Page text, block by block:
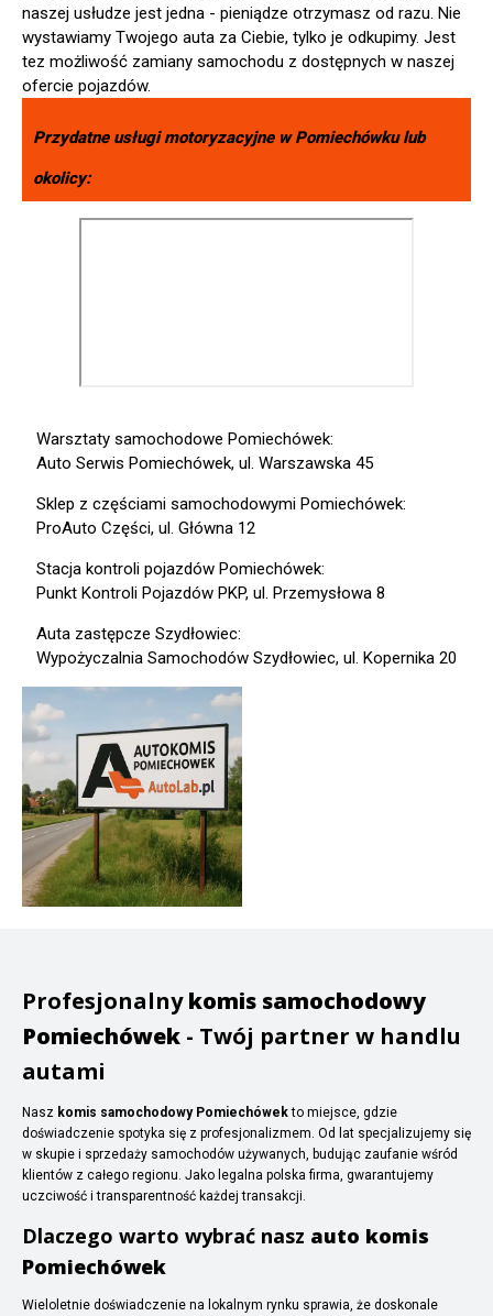
naszej usłudze jest jedna - pieniądze otrzymasz od razu. Nie
wystawiamy Twojego auta za Ciebie, tylko je odkupimy. Jest
tez możliwość zamiany samochodu z dostępnych w naszej
ofercie pojazdów.
Przydatne usługi motoryzacyjne wPomiechówkulub
okolicy:
Warsztaty samochodowe Pomiechówek:
Auto Serwis Pomiechówek, ul. Warszawska 45
Sklep z częściami samochodowymi Pomiechówek:
ProAuto Części, ul. Główna 12
Stacja kontroli pojazdów Pomiechówek:
Punkt Kontroli Pojazdów PKP, ul. Przemysłowa 8
Auta zastępcze Szydłowiec:
Wypożyczalnia Samochodów Szydłowiec, ul. Kopernika 20
Profesjonalnykomis samochodowy
Pomiechówek - Twój partner w handlu
autami
Nasz komis samochodowy Pomiechówekto miejsce, gdzie
doświadczenie spotyka się z profesjonalizmem. Od lat specjalizujemy się
w skupie i sprzedaży samochodów używanych, budując zaufanie wśród
klientów z całego regionu. Jako legalna polska firma, gwarantujemy
uczciwość i transparentność każdej transakcji.
Dlaczego warto wybrać nasz auto komis
Pomiechówek
Wieloletnie doświadczenie na lokalnym rynku sprawia, że doskonale